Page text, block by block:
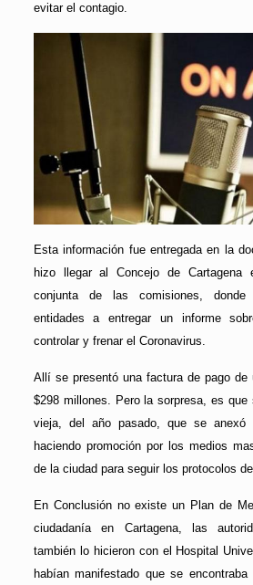
evitar el contagio.
Esta información fue entregada en la
hizo llegar al Concejo de Cartagena
conjunta de las comisiones,
entidades a entregar un informe
controlar y frenar el Coronavirus.
Allí se presentó una factura de pago de
$298 millones. Pero la sorpresa, es
vieja, del año pasado, que se
haciendo promoción por los medios
de la ciudad para seguir los protocolos
En Conclusión no existe un Plan de
ciudadanía en Cartagena, las
también lo hicieron con el Hospital
habían manifestado que se